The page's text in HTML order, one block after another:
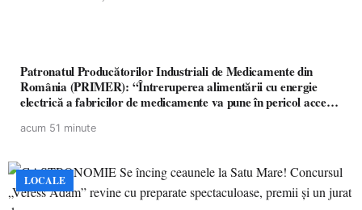
Patronatul Producătorilor Industriali de Medicamente din
România (PRIMER): “Întreruperea alimentării cu energie
electrică a fabricilor de medicamente va pune în pericol accesul
acum 51 minute
LOCALE